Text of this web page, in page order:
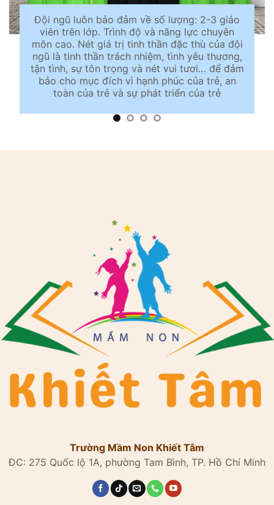
Đội ngũ luôn bảo đảm về số lượng: 2-3 giáo
viên trên lớp. Trình độ và năng lực chuyên
môn cao. Nét giá trị tinh thần đặc thù của đội
ngũ là tinh thần trách nhiệm, tình yêu thương,
tận tình, sự tôn trọng và nét vui tươi… để đảm
bảo cho mục đích vì hạnh phúc của trẻ, an
toàn của trẻ và sự phát triển của trẻ
Trường Mầm Non Khiết Tâm
ĐC: 275 Quốc lộ 1A, phường Tam Bình, TP. Hồ Chí Minh